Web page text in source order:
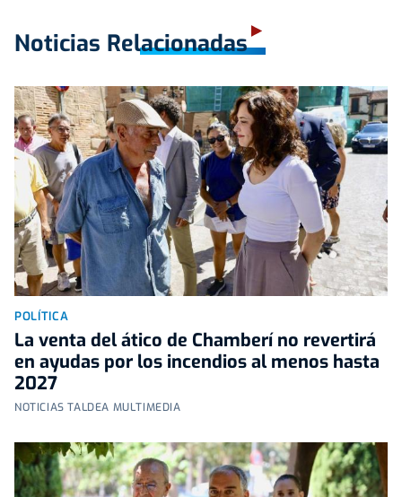
Noticias Relacionadas
POLÍTICA
La venta del ático de Chamberí no revertirá
en ayudas por los incendios al menos hasta
2027
NOTICIAS TALDEA MULTIMEDIA